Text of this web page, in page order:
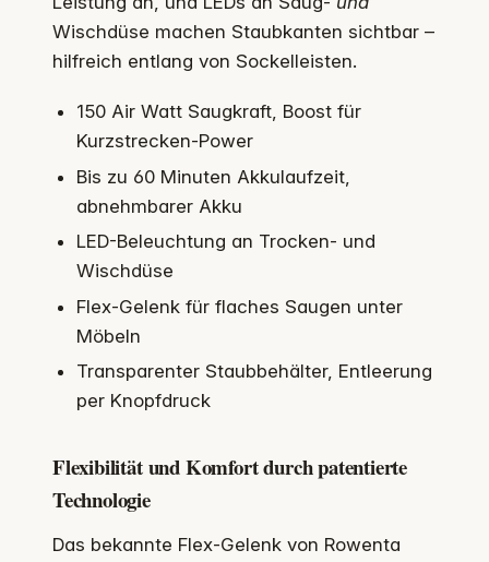
Wischdüse machen Staubkanten sichtbar –
hilfreich entlang von Sockelleisten.
150 Air Watt Saugkraft, Boost für
Kurzstrecken-Power
Bis zu 60 Minuten Akkulaufzeit,
abnehmbarer Akku
LED-Beleuchtung an Trocken- und
Wischdüse
Flex-Gelenk für flaches Saugen unter
Möbeln
Transparenter Staubbehälter, Entleerung
per Knopfdruck
Flexibilität und Komfort durch patentierte
Technologie
Das bekannte Flex-Gelenk von Rowenta